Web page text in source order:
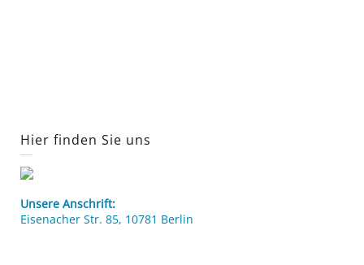
Hier finden Sie uns
Unsere Anschrift:
Eisenacher Str. 85, 10781 Berlin